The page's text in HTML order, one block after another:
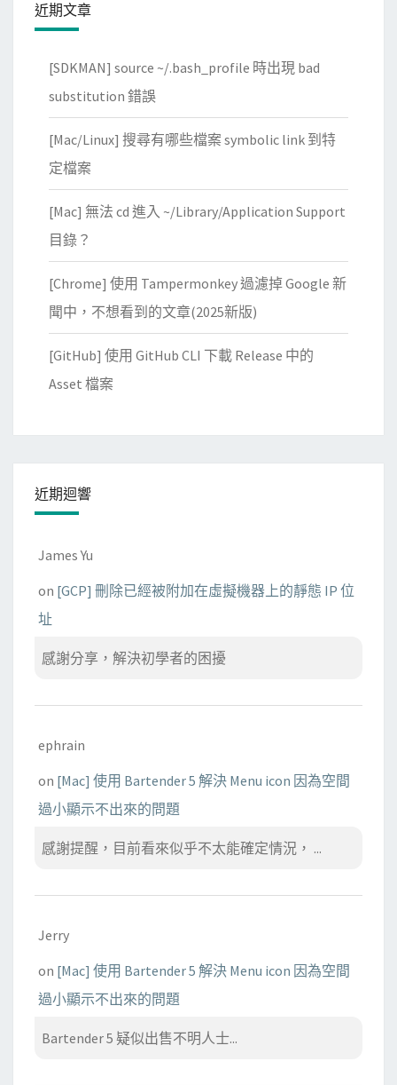
近期文章
[SDKMAN] source ~/.bash_profile 時出現 bad
substitution 錯誤
[Mac/Linux] 搜尋有哪些檔案 symbolic link 到特
定檔案
[Mac] 無法 cd 進入 ~/Library/Application Support
目錄？
[Chrome] 使用 Tampermonkey 過濾掉 Google 新
聞中，不想看到的文章(2025新版)
[GitHub] 使用 GitHub CLI 下載 Release 中的
Asset 檔案
近期迴響
James Yu
on [GCP] 刪除已經被附加在虛擬機器上的靜態 IP 位
址
感謝分享，解決初學者的困擾
ephrain
on [Mac] 使用 Bartender 5 解決 Menu icon 因為空間
過小顯示不出來的問題
感謝提醒，目前看來似乎不太能確定情況， ...
Jerry
on [Mac] 使用 Bartender 5 解決 Menu icon 因為空間
過小顯示不出來的問題
Bartender 5 疑似出售不明人士...